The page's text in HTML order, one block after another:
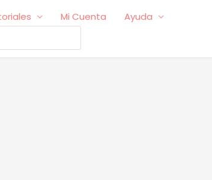
Mi Cuenta
Ayuda